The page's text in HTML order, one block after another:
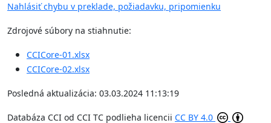
Nahlásiť chybu v preklade, požiadavku, pripomienku
Zdrojové súbory na stiahnutie:
CCICore-01.xlsx
CCICore-02.xlsx
Posledná aktualizácia: 03.03.2024 11:13:19
Databáza CCI od CCI TC podlieha licencii CC BY 4.0